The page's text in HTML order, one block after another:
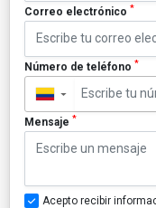
Correo electrónico *
Número de teléfono *
▼
Mensaje *
Acepto recibir